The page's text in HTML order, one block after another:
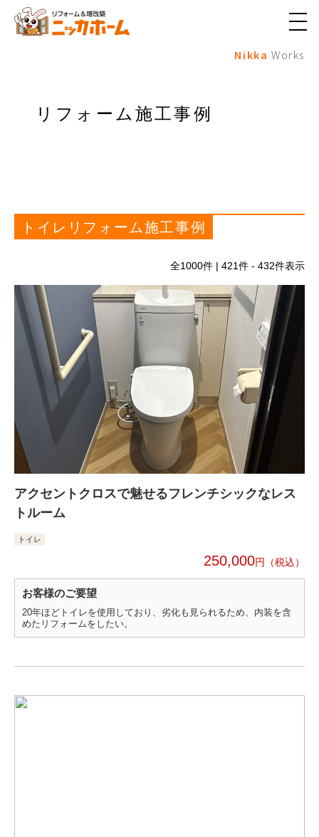
メ
ュ
Nikka Works
リフォーム施工事例
トイレリフォーム施工事例
全1000件 | 421件 - 432件表示
アクセントクロスで魅せるフレンチシックなレス
トルーム
トイレ
250,000円
お客様のご要望
20年ほどトイレを使用しており、劣化も見られるため、内装を含
めたリフォームをしたい。